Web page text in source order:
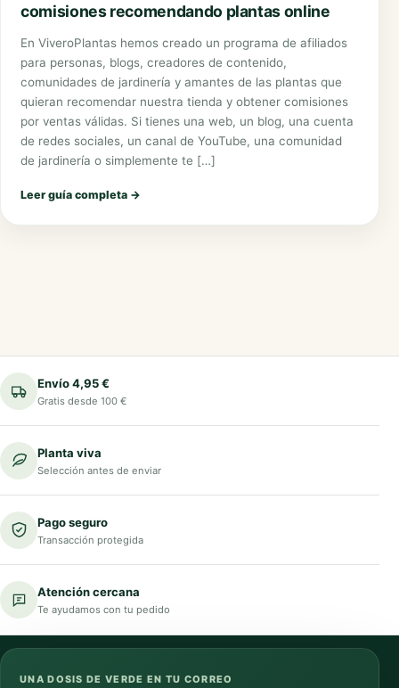
comisiones recomendando plantas online
En ViveroPlantas hemos creado un programa de afiliados
para personas, blogs, creadores de contenido,
comunidades de jardinería y amantes de las plantas que
quieran recomendar nuestra tienda y obtener comisiones
por ventas válidas. Si tienes una web, un blog, una cuenta
de redes sociales, un canal de YouTube, una comunidad
de jardinería o simplemente te […]
Leer guía completa →
Envío 4,95 €
Gratis desde 100 €
Planta viva
Selección antes de enviar
Pago seguro
Transacción protegida
Atención cercana
Te ayudamos con tu pedido
UNA DOSIS DE VERDE EN TU CORREO